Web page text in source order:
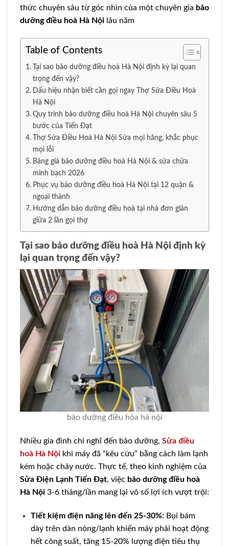
thức chuyên sâu từ góc nhìn của một chuyên gia bảo
dưỡng điều hoà Hà Nội lâu năm
Table of Contents
Tại sao bảo dưỡng điều hoà Hà Nội định kỳ lại quan
trọng đến vậy?
Dấu hiệu nhận biết cần gọi ngay Thợ Sửa Điều Hoà
Hà Nội
Quy trình bảo dưỡng điều hoà Hà Nội chuyên sâu 5
bước của Tiến Đạt
Thợ Sửa Điều Hoà Hà Nội Sửa mọi hãng, khắc phục
mọi lỗi
Bảng giá bảo dưỡng điều hoà Hà Nội & sửa chữa
minh bạch 2026
Phục vụ bảo dưỡng điều hoà Hà Nội tại 12 quận &
ngoại thành
Hướng dẫn bảo dưỡng điều hoà tại nhà đơn giản
giữa 2 lần gọi thợ
Tại sao bảo dưỡng điều hoà Hà Nội định kỳ
lại quan trọng đến vậy?
bảo dưỡng điều hòa hà nội
Nhiều gia đình chỉ nghĩ đến bảo dưỡng, Sửa điều
hoà Hà Nội khi máy đã “kêu cứu” bằng cách làm lạnh
kém hoặc chảy nước. Thực tế, theo kinh nghiệm của
Sửa Điện Lạnh Tiến Đạt, việc bảo dưỡng điều hoà
Hà Nội 3-6 tháng/lần mang lại vô số lợi ích vượt trội:
Tiết kiệm điện năng lên đến 25-30%: Bụi bám
dày trên dàn nóng/lạnh khiến máy phải hoạt động
hết công suất, tăng 15-20% lượng điện tiêu thụ